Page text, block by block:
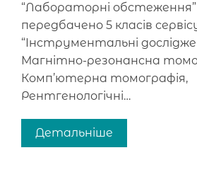
“Лабораторні обстеження”
передбачено 5 класів
“Інструментальні
Магнітно-резонансна
Комп’ютерна томографія,
Рентгенологічні…
Детальніше